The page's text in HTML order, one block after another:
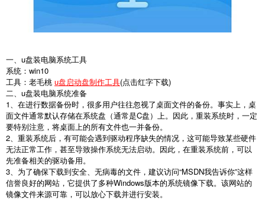
一、u盘装电脑系统工具
系统：win10
工具：老毛桃 u盘启动盘制作工具(点击红字下载)
二、u盘装电脑系统准备
1
、在进行数据备份时，很多用户往往忽视了桌面文件的备份。事实上，桌
面文件通常默认存储在系统盘（通常是C盘）上。因此，重装系统时，一定
要特别注意，将桌面上的所有文件也一并备份。
2 、重装系统后，有可能会遇到驱动程序缺失的情况，这可能导致某些硬件
无法正常工作，甚至导致操作系统无法启动。因此，在重装系统前，可以
先准备相关的驱动备用。
3 、为了确保下载到安全、无病毒的文件，建议访问“MSDN我告诉你”这样
信誉良好的网站，它提供了多种Windows版本的系统镜像下载。该网站的
镜像文件来源可靠，可以放心下载并进行安装。